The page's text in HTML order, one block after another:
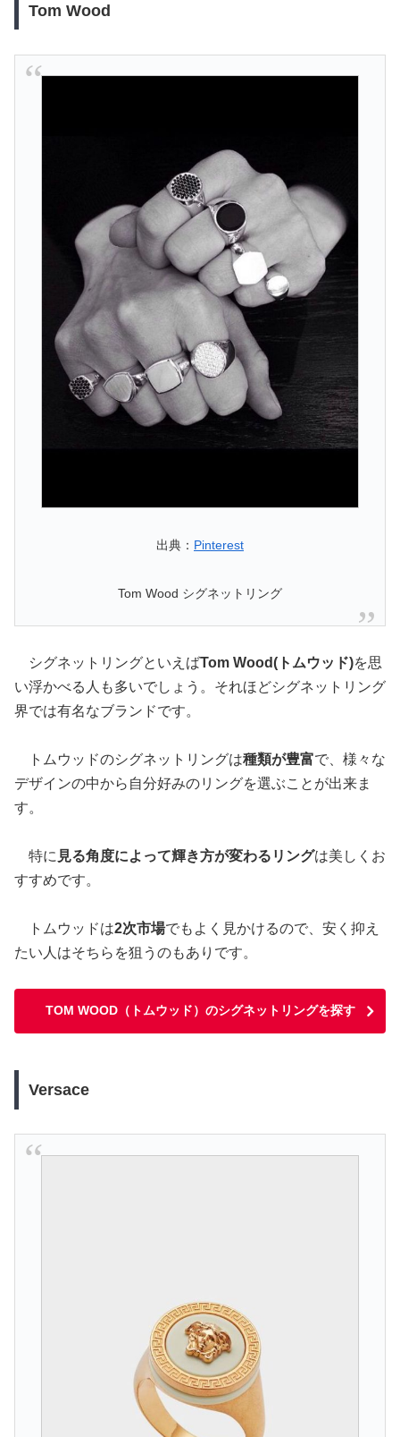
Tom Wood
出典： Pinterest
Tom Wood シグネットリング
シグネットリングといえばTom Wood(トムウッド)を思
い浮かべる人も多いでしょう。それほどシグネットリング
界では有名なブランドです。
トムウッドのシグネットリングは種類が豊富で、様々な
デザインの中から自分好みのリングを選ぶことが出来ま
す。
特に 見る角度によって輝き方が変わるリングは美しくお
すすめです。
トムウッドは2次市場でもよく見かけるので、安く抑え
たい人はそちらを狙うのもありです。
TOM WOOD（トムウッド）のシグネットリングを探す
Versace